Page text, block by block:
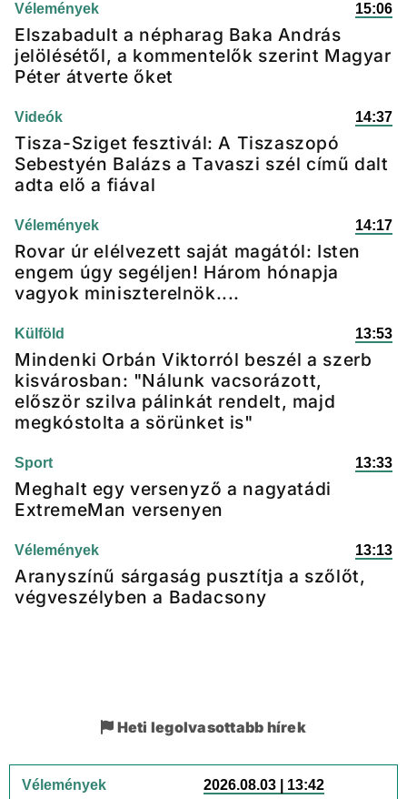
Vélemények 15:06
Elszabadult a népharag Baka András
jelölésétől, a kommentelők szerint Magyar
Péter átverte őket
Videók 14:37
Tisza-Sziget fesztivál: A Tiszaszopó
Sebestyén Balázs a Tavaszi szél című dalt
adta elő a fiával
Vélemények 14:17
Rovar úr elélvezett saját magától: Isten
engem úgy segéljen! Három hónapja
vagyok miniszterelnök....
Külföld 13:53
Mindenki Orbán Viktorról beszél a szerb
kisvárosban: "Nálunk vacsorázott,
először szilva pálinkát rendelt, majd
megkóstolta a sörünket is"
Sport 13:33
Meghalt egy versenyző a nagyatádi
ExtremeMan versenyen
Vélemények 13:13
Aranyszínű sárgaság pusztítja a szőlőt,
végveszélyben a Badacsony
Heti legolvasottabb hírek
Vélemények 2026.08.03 | 13:42